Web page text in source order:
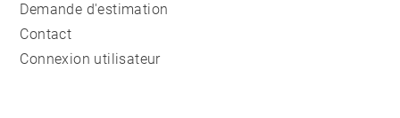
Demande d'estimation
Contact
Connexion utilisateur